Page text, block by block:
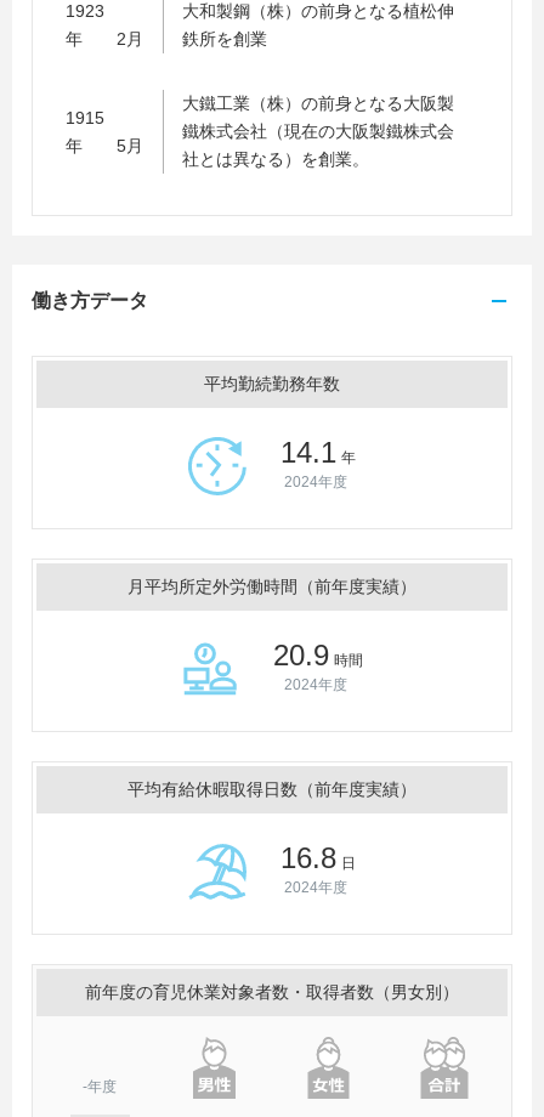
1923
年 2月
大和製鋼（株）の前身となる植松伸
鉄所を創業
1915
年 5月
大鐵工業（株）の前身となる大阪製
鐵株式会社（現在の大阪製鐵株式会
社とは異なる）を創業。
働き方データ
平均勤続勤務年数
14.1 年
2024年度
月平均所定外労働時間（前年度実績）
20.9 時間
2024年度
平均有給休暇取得日数（前年度実績）
16.8 日
2024年度
前年度の育児休業対象者数・取得者数（男女別）
-年度